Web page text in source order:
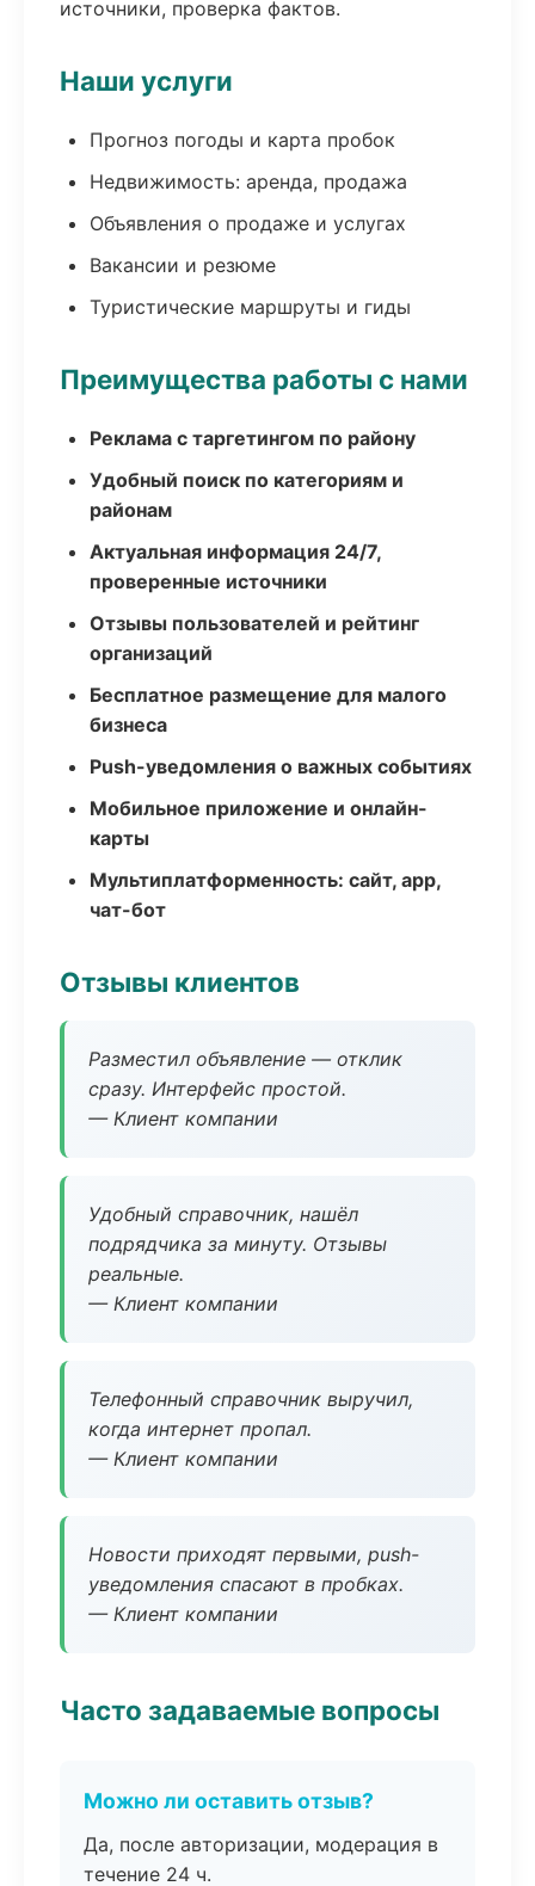
источники, проверка фактов.
Наши услуги
Прогноз погоды и карта пробок
Недвижимость: аренда, продажа
Объявления о продаже и услугах
Вакансии и резюме
Туристические маршруты и гиды
Преимущества работы с нами
Реклама с таргетингом по району
Удобный поиск по категориям и
районам
Актуальная информация 24/7,
проверенные источники
Отзывы пользователей и рейтинг
организаций
Бесплатное размещение для малого
бизнеса
Push-уведомления о важных событиях
Мобильное приложение и онлайн-
карты
Мультиплатформенность: сайт, app,
чат-бот
Отзывы клиентов
Разместил объявление — отклик
сразу. Интерфейс простой.
— Клиент компании
Удобный справочник, нашёл
подрядчика за минуту. Отзывы
реальные.
— Клиент компании
Телефонный справочник выручил,
когда интернет пропал.
— Клиент компании
Новости приходят первыми, push-
уведомления спасают в пробках.
— Клиент компании
Часто задаваемые вопросы
Можно ли оставить отзыв?
Да, после авторизации, модерация в
течение 24 ч.